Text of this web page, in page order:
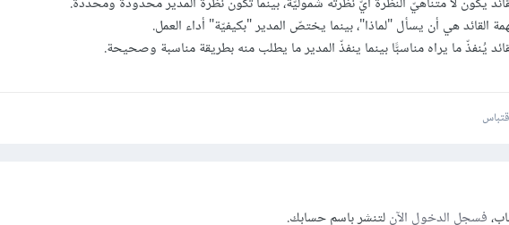
القائد هي أن يسأل "لماذا"، بينما يختصّ المدير "بكيفيّة" أداء العمل.
يُنفذّ ما يراه مناسبًّا بينما ينفذّ المدير ما يطلب منه بطريقة مناسبة وصحيحة.
فسجل الدخول الآنلتنشر باسم حسابك.